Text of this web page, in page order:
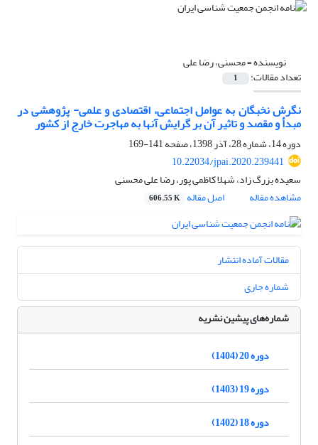
نویسنده =محسنی، رضا علی
تعداد مقالات: 1
نگرش نخبگان به عوامل اجتماعی، اقتصادی و علمی- پژوهشی در
مبدأ و مقصد و تاثیر آن بر گرایش آنها به مهاجرت خارج از کشور
دوره 14، شماره 28، آذر 1398، صفحه
141-169
10.22034/jpai.2020.239441
سعیده بزرگ زاد، شهلا کاظمی پور، رضا علی محسنی
مشاهده مقاله
اصل مقاله 606.55 K
مقالات آماده انتشار
شماره جاری
شماره‌های پیشین نشریه
دوره 20 (1404)
دوره 19 (1403)
دوره 18 (1402)